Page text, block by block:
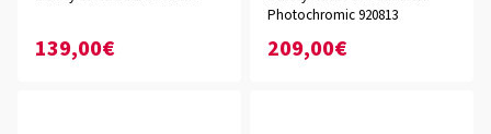
139,00€
Photochromic 920813
209,00€